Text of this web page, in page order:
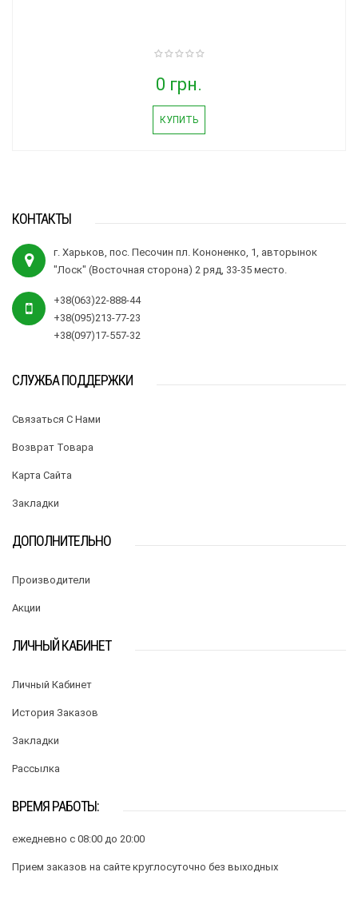
0 грн.
КУПИТЬ
КОНТАКТЫ
г. Харьков, пос. Песочин пл. Кононенко, 1, авторынок
"Лоск" (Восточная сторона) 2 ряд, 33-35 место.
+38(063)22-888-44
+38(095)213-77-23
+38(097)17-557-32
СЛУЖБА ПОДДЕРЖКИ
Связаться С Нами
Возврат Товара
Карта Сайта
Закладки
ДОПОЛНИТЕЛЬНО
Производители
Акции
ЛИЧНЫЙ КАБИНЕТ
Личный Кабинет
История Заказов
Закладки
Рассылка
ВРЕМЯ РАБОТЫ:
ежедневно с 08:00 до 20:00
Прием заказов на сайте круглосуточно без выходных